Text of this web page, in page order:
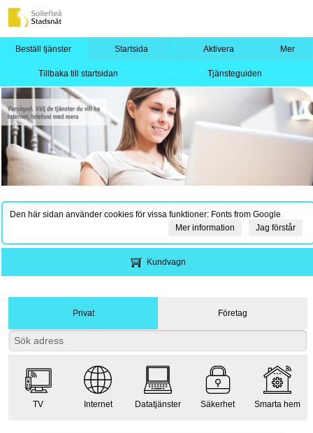
Beställ tjänster Startsida Aktivera Mer
Tillbaka till startsidan Tjänsteguiden
Den här sidan använder cookies för vissa funktioner: Fonts from Google
Jag förstår
Mer information
Kundvagn
Privat Företag
TV Internet Datatjänster Säkerhet Smarta hem